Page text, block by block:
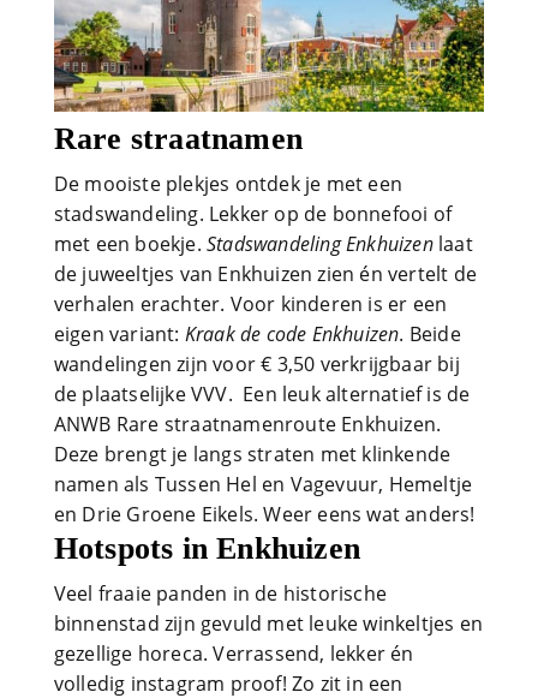
Rare straatnamen
De mooiste plekjes ontdek je met een
stadswandeling. Lekker op de bonnefooi of
met een boekje. Stadswandeling Enkhuizen laat
de juweeltjes van Enkhuizen zien én vertelt de
verhalen erachter. Voor kinderen is er een
eigen variant: Kraak de code Enkhuizen. Beide
wandelingen zijn voor € 3,50 verkrijgbaar bij
de plaatselijke VVV. Een leuk alternatief is de
ANWB Rare straatnamenroute Enkhuizen.
Deze brengt je langs straten met klinkende
namen als Tussen Hel en Vagevuur, Hemeltje
en Drie Groene Eikels. Weer eens wat anders!
Hotspots in Enkhuizen
Veel fraaie panden in de historische
binnenstad zijn gevuld met leuke winkeltjes en
gezellige horeca. Verrassend, lekker én
volledig instagram proof! Zo zit in een